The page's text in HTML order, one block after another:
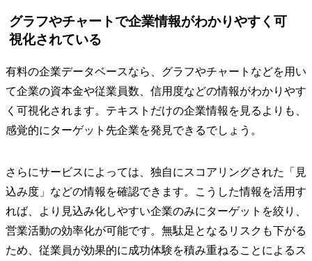
グラフやチャートで企業情報がわかりやすく可
視化されている
有料の企業データベースなら、グラフやチャートなどを用い
て企業の資本金や従業員数、信用度などの情報がわかりやす
く可視化されます。テキストだけの企業情報を見るよりも、
感覚的にターゲット先企業を発見できるでしょう。
さらにサービスによっては、独自にスコアリングされた「見
込み度」などの情報を確認できます。こうした情報を活用す
れば、より見込み化しやすい企業のみにターゲットを絞り、
営業活動の効率化が可能です。無駄足となるリスクも下がる
ため、従業員が効果的に成功体験を積み重ねることによるス